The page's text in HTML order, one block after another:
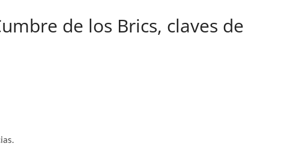
b
gr a
s
p
de los Brics, claves de